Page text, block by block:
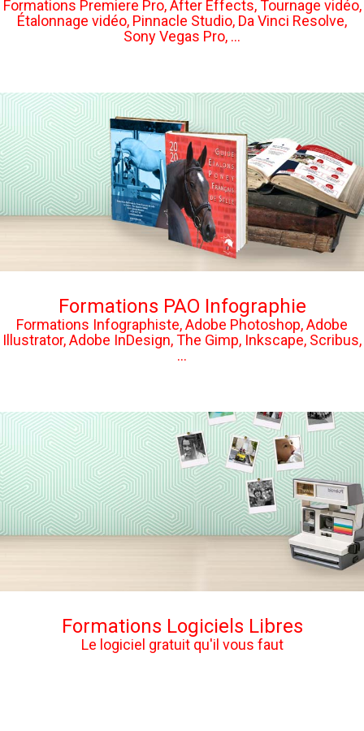
Formations Premiere Pro, After Effects, Tournage vidéo,
Étalonnage vidéo, Pinnacle Studio, Da Vinci Resolve,
Sony Vegas Pro, ...
Formations PAO Infographie
Formations Infographiste, Adobe Photoshop, Adobe
Illustrator, Adobe InDesign, The Gimp, Inkscape, Scribus,
...
Formations Logiciels Libres
Le logiciel gratuit qu'il vous faut